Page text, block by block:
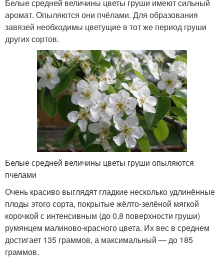
Белые средней величины цветы груши имеют сильный
аромат. Опыляются они пчёлами. Для образования
завязей необходимы цветущие в тот же период груши
других сортов.
Белые средней величины цветы груши опыляются
пчелами
Очень красиво выглядят гладкие несколько удлинённые
плоды этого сорта, покрытые жёлто-зелёной мягкой
корочкой с интенсивным (до 0,8 поверхности груши)
румянцем малиново-красного цвета. Их вес в среднем
достигает 135 граммов, а максимальный — до 185
граммов.